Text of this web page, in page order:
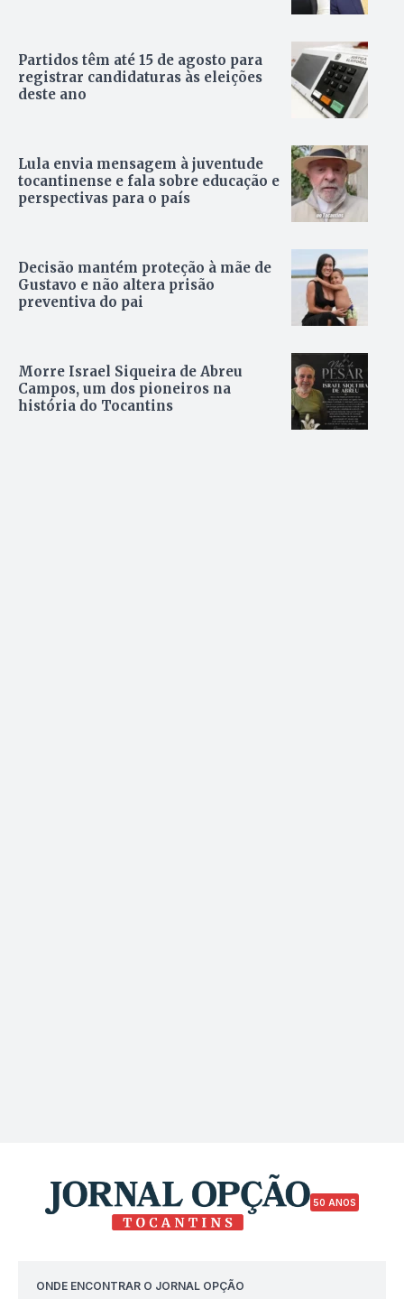
Partidos têm até 15 de agosto para
registrar candidaturas às eleições
deste ano
Lula envia mensagem à juventude
tocantinense e fala sobre educação e
perspectivas para o país
Decisão mantém proteção à mãe de
Gustavo e não altera prisão
preventiva do pai
Morre Israel Siqueira de Abreu
Campos, um dos pioneiros na
história do Tocantins
50 ANOS
ONDE ENCONTRAR O JORNAL OPÇÃO